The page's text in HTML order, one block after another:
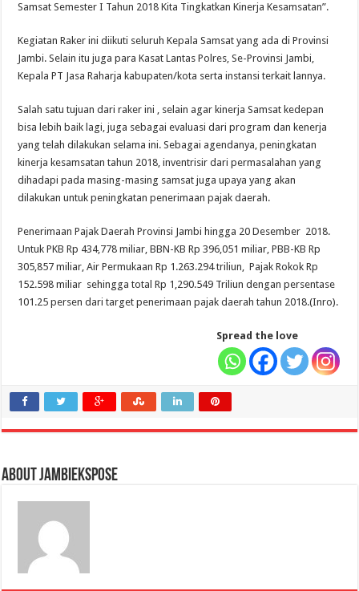
Samsat Semester I Tahun 2018 Kita Tingkatkan Kinerja Kesamsatan”.
Kegiatan Raker ini diikuti seluruh Kepala Samsat yang ada di Provinsi
Jambi. Selain itu juga para Kasat Lantas Polres, Se-Provinsi Jambi,
Kepala PT Jasa Raharja kabupaten/kota serta instansi terkait lannya.
Salah satu tujuan dari raker ini , selain agar kinerja Samsat kedepan
bisa lebih baik lagi, juga sebagai evaluasi dari program dan kenerja
yang telah dilakukan selama ini. Sebagai agendanya, peningkatan
kinerja kesamsatan tahun 2018, inventrisir dari permasalahan yang
dihadapi pada masing-masing samsat juga upaya yang akan
dilakukan untuk peningkatan penerimaan pajak daerah.
Penerimaan Pajak Daerah Provinsi Jambi hingga 20 Desember 2018.
Untuk PKB Rp 434,778 miliar, BBN-KB Rp 396,051 miliar, PBB-KB Rp
305,857 miliar, Air Permukaan Rp 1.263.294 triliun, Pajak Rokok Rp
152.598 miliar sehingga total Rp 1,290.549 Triliun dengan persentase
101.25 persen dari target penerimaan pajak daerah tahun 2018.(Inro).
Spread the love
About jambiekspose